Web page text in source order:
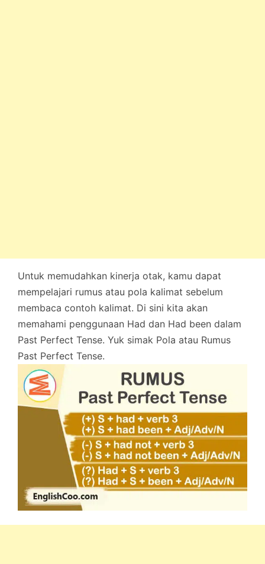
Untuk memudahkan kinerja otak, kamu dapat
mempelajari rumus atau pola kalimat sebelum
membaca contoh kalimat. Di sini kita akan
memahami penggunaan Had dan Had been dalam
Past Perfect Tense. Yuk simak Pola atau Rumus
Past Perfect Tense.